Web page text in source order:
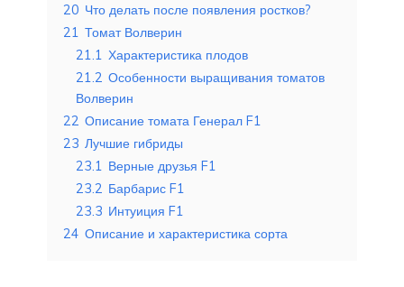
20 Что делать после появления ростков?
21 Томат Волверин
21.1 Характеристика плодов
21.2 Особенности выращивания томатов
Волверин
22 Описание томата Генерал F1
23 Лучшие гибриды
23.1 Верные друзья F1
23.2 Барбарис F1
23.3 Интуиция F1
24 Описание и характеристика сорта